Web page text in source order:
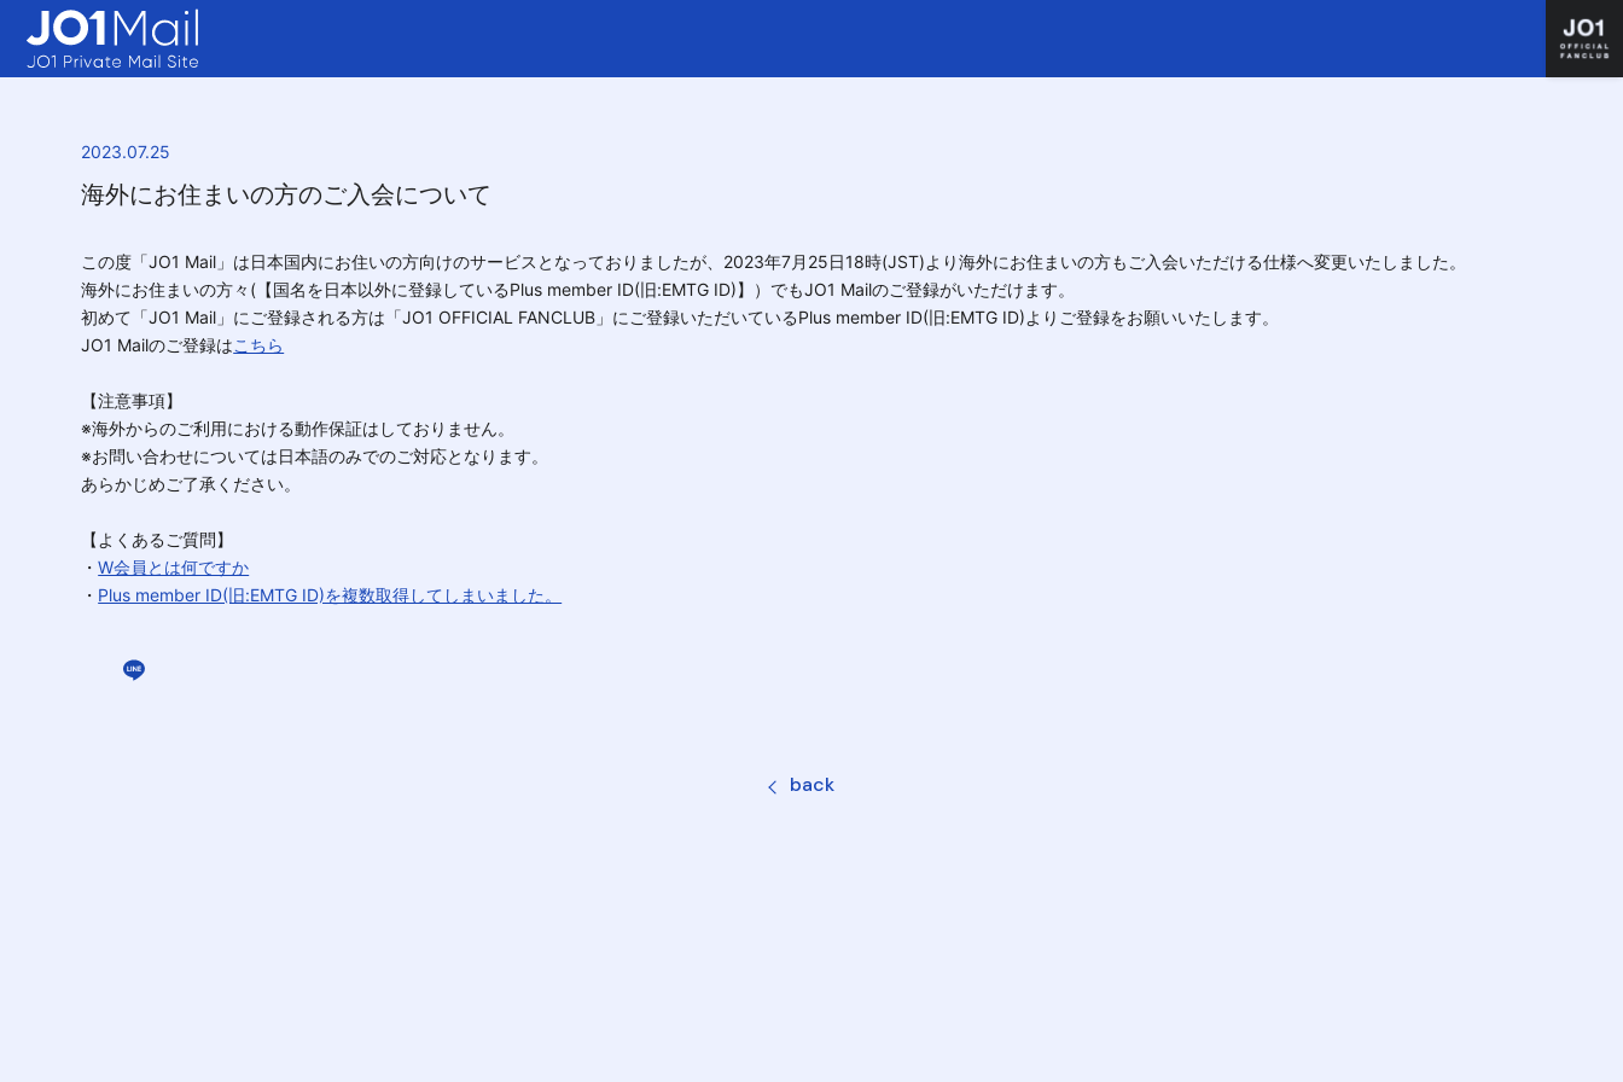
2023.07.25
海外にお住まいの方のご入会について
この度「JO1 Mail」は日本国内にお住いの方向けのサービスとなっておりましたが、2023年7月25日18時(JST)より海外にお住まいの方もご入会いただける仕様へ変更いたしました。
海外にお住まいの方々(【国名を日本以外に登録しているPlus member ID(旧:EMTG ID)】）でもJO1 Mailのご登録がいただけます。
初めて「JO1 Mail」にご登録される方は「JO1 OFFICIAL FANCLUB」にご登録いただいているPlus member ID(旧:EMTG ID)よりご登録をお願いいたします。
JO1 Mailのご登録はこちら
【注意事項】
※海外からのご利用における動作保証はしておりません。
※お問い合わせについては日本語のみでのご対応となります。
あらかじめご了承ください。
【よくあるご質問】
・W会員とは何ですか
・ Plus member ID(旧:EMTG ID)を複数取得してしまいました。
back